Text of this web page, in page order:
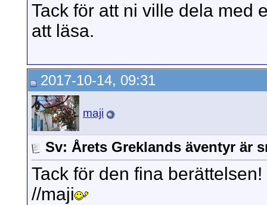
Tack för att ni ville dela med
att läsa.
2017-10-14, 09:31
maji
Sv: Årets Greklands äventyr är
Tack för den fina
//maji